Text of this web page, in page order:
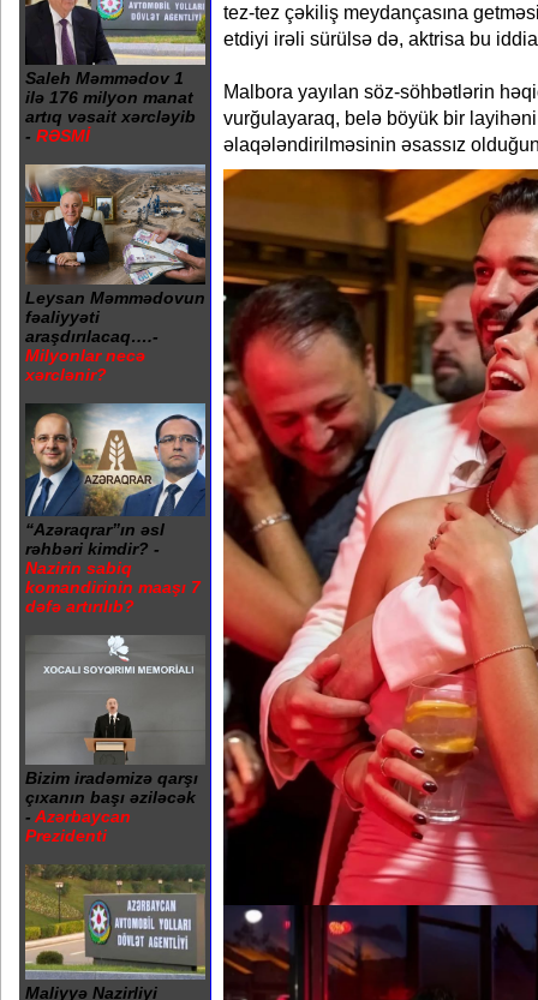
Saleh Məmmədov 1
ilə 176 milyon manat
artıq vəsait xərcləyib
- RƏSMİ
Leysan Məmmədovun
fəaliyyəti
araşdırılacaq….-
Milyonlar necə
xərclənir?
“Azəraqrar”ın əsl
rəhbəri kimdir? -
Nazirin sabiq
komandirinin maaşı 7
dəfə artırılıb?
Bizim iradəmizə qarşı
çıxanın başı əziləcək
- Azərbaycan
Prezidenti
Maliyyə Nazirliyi
tez-tez çəkiliş meydançasına
etdiyi irəli sürülsə də, aktrisa bu
Malbora yayılan söz-söhbətlərin
vurğulayaraq, belə böyük bir
əlaqələndirilməsinin əsassız